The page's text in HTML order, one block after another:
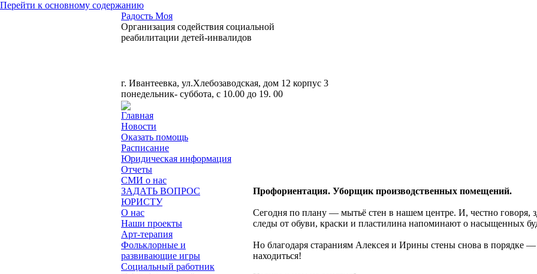
Перейти к основному содержанию
Радость Моя
Организация содействия социальной
реабилитации детей-инвалидов
г. Ивантеевка, ул.Хлебозаводская, дом 12 корпус 3
понедельник- суббота, с 10.00 до 19. 00
Главная
Новости
Оказать помощь
Расписание
Юридическая информация
Отчеты
СМИ о нас
ЗАДАТЬ ВОПРОС
ЮРИСТУ
О нас
Наши проекты
Арт-терапия
Фольклорные и
развивающие игры
Социальный работник
Профориентация. Уборщик производственных помещений.
Сегодня по плану — мытьё стен в нашем центре. И, честно говоря,
следы от обуви, краски и пластилина напоминают о насыщенных
Но благодаря стараниям Алексея и Ирины стены снова в порядке —
находиться!